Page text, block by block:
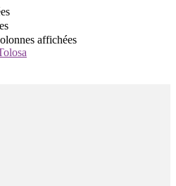
affichées